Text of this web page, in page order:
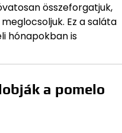
összeforgatjuk,
Ez a saláta
hónapokban is
a pomelo